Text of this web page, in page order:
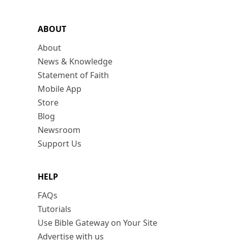
ABOUT
About
News & Knowledge
Statement of Faith
Mobile App
Store
Blog
Newsroom
Support Us
HELP
FAQs
Tutorials
Use Bible Gateway on Your Site
Advertise with us